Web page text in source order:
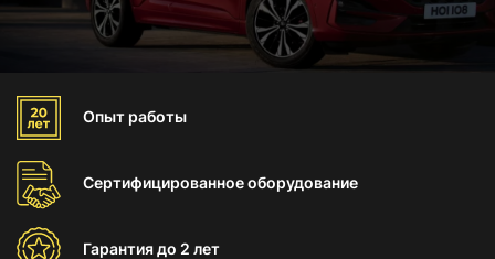
Опыт работы
Сертифицированноеоборудование
Гарантиядо 2 лет